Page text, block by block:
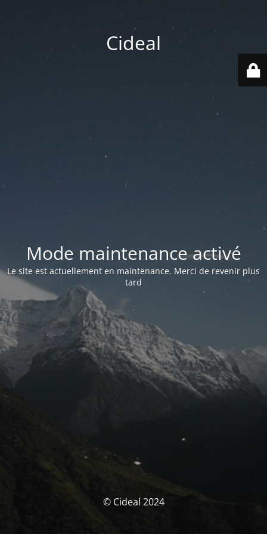
Cideal
Mode maintenance activé
Le site est actuellement en maintenance. Merci de revenir plus
tard
© Cideal 2024